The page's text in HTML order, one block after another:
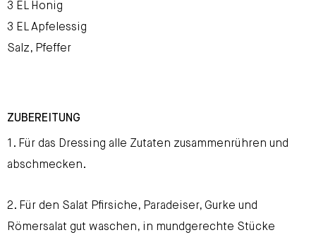
3 EL Honig
3 EL Apfelessig
Salz, Pfeffer
ZUBEREITUNG
1. Für das Dressing alle Zutaten zusammenrühren und
abschmecken.
2. Für den Salat Pfirsiche, Paradeiser, Gurke und
Römersalat gut waschen, in mundgerechte Stücke